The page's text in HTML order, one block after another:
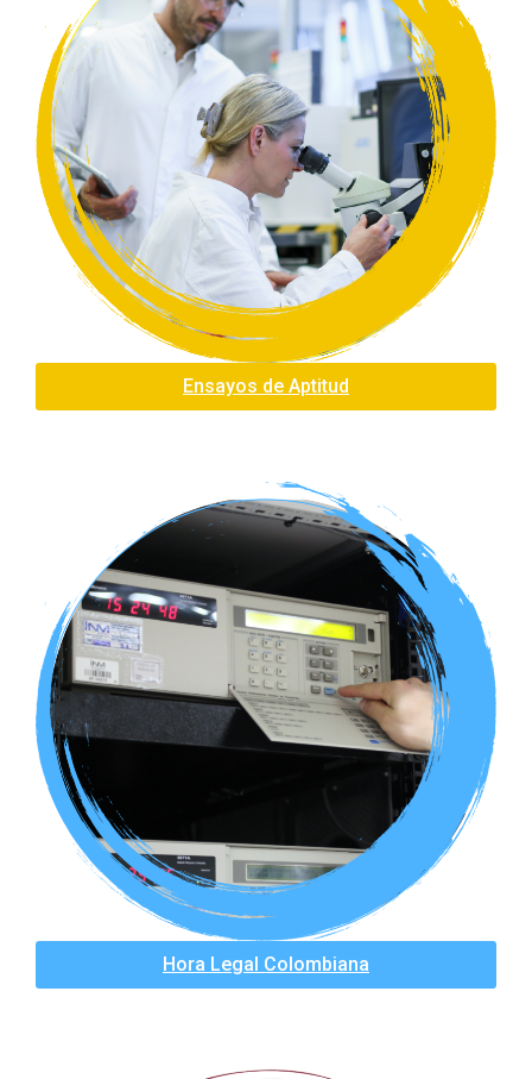
Ensayos de Aptitud
Hora Legal Colombiana